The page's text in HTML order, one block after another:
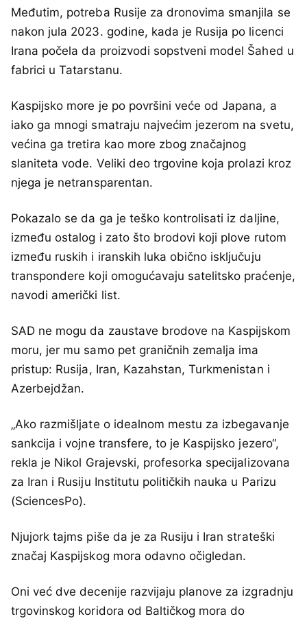
Međutim, potreba Rusije za dronovima smanjila se
nakon jula 2023. godine, kada je Rusija po licenci
Irana počela da proizvodi sopstveni model Šahed u
fabrici u Tatarstanu.
Kaspijsko more je po površini veće od Japana, a
iako ga mnogi smatraju najvećim jezerom na svetu,
većina ga tretira kao more zbog značajnog
slaniteta vode. Veliki deo trgovine koja prolazi kroz
njega je netransparentan.
Pokazalo se da ga je teško kontrolisati iz daljine,
između ostalog i zato što brodovi koji plove rutom
između ruskih i iranskih luka obično isključuju
transpondere koji omogućavaju satelitsko praćenje,
navodi američki list.
SAD ne mogu da zaustave brodove na Kaspijskom
moru, jer mu samo pet graničnih zemalja ima
pristup: Rusija, Iran, Kazahstan, Turkmenistan i
Azerbejdžan.
„Ako razmišljate o idealnom mestu za izbegavanje
sankcija i vojne transfere, to je Kaspijsko jezero“,
rekla je Nikol Grajevski, profesorka specijalizovana
za Iran i Rusiju Institutu političkih nauka u Parizu
(SciencesPo).
Njujork tajms piše da je za Rusiju i Iran strateški
značaj Kaspijskog mora odavno očigledan.
Oni već dve decenije razvijaju planove za izgradnju
trgovinskog koridora od Baltičkog mora do